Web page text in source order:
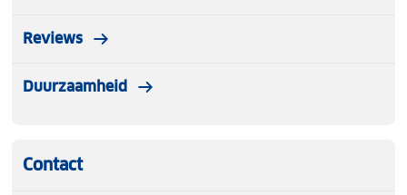
Reviews
Duurzaamheid
Contact